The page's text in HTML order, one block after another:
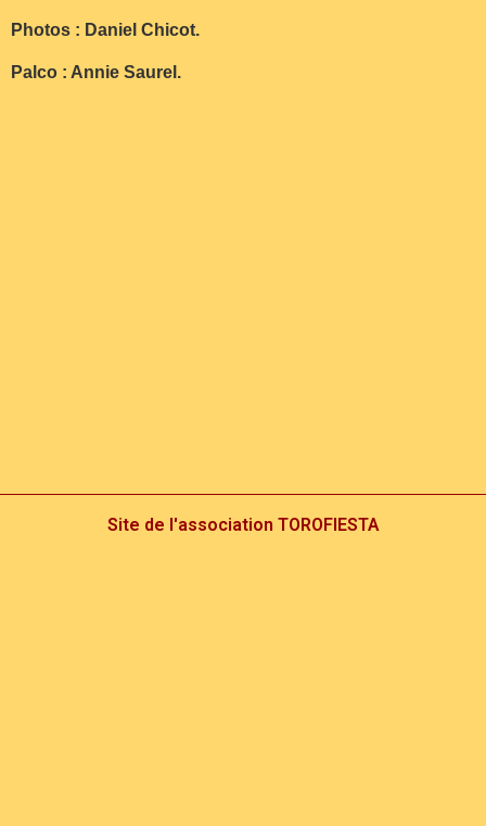
Photos : Daniel Chicot.
Palco : Annie Saurel.
Site de l'association TOROFIESTA